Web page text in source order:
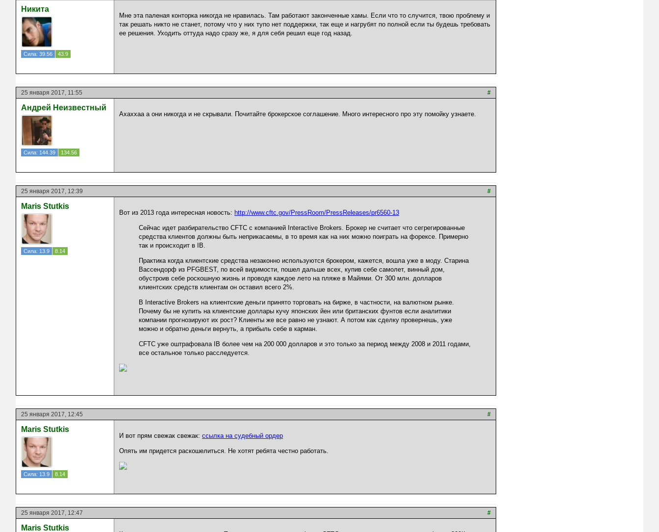
Никита
Сила: 39.56 43.9
Мне эта паленая конторка никогда не нравилась. Там работают законченные хамы. Если что то случится, твою проблему и
так решать никто не станет, потому что у них тупо нет поддержки, так еще и нагрубят по полной если ты будешь требовать
ее решения. Уходить оттуда надо сразу же, я для себя решил еще год назад.
25 января 2017, 11:55 #
Андрей Неизвестный
Сила: 144.39 134.56
Ахаххаа а они никогда и не скрывали. Почитайте брокерское соглашение. Много интересного про эту помойку узнаете.
25 января 2017, 12:39 #
Maris Stutkis
Сила: 13.9 8.14
Вот из 2013 года интересная новость: http://www.cftc.gov/PressRoom/PressReleases/pr6560-13
Сейчас идет разбирательство CFTC с компанией Interactive Brokers. Брокер не считает что сегрегированные
средства клиентов должны быть неприкасаемы, в то время как на них можно поиграть на форексе. Примерно
так и происходит в IB.
Практика когда клиентские средства незаконно используются брокером, кажется, вошла уже в моду. Старина
Вассендорф из PFGBEST, по всей видимости, пошел дальше всех, купив себе самолет, винный дом,
обустроив себе роскошную жизнь и проводя каждое лето на пляже в Майями. От 300 млн. долларов
клиентских средств клиентам он оставил всего 2%.
В Interactive Brokers на клиентские деньги принято торговать на бирже, в частности, на валютном рынке.
Почему бы не купить на клиентские доллары кучу японских йен или британских фунтов если аналитики
компании прогнозируют их рост? Клиенты же все равно не узнают. А потом как сделку провернешь, уже
можно и обратно деньги вернуть, а прибыль себе в карман.
CFTC уже оштрафовала IB более чем на 200 000 долларов и это только за период между 2008 и 2011 годами,
все остальное только расследуется.
25 января 2017, 12:45 #
Maris Stutkis
Сила: 13.9 8.14
И вот прям свежак свежак: ссылка на судебный ордер
Опять им придется раскошелиться. Не хотят ребята честно работать.
25 января 2017, 12:47 #
Maris Stutkis